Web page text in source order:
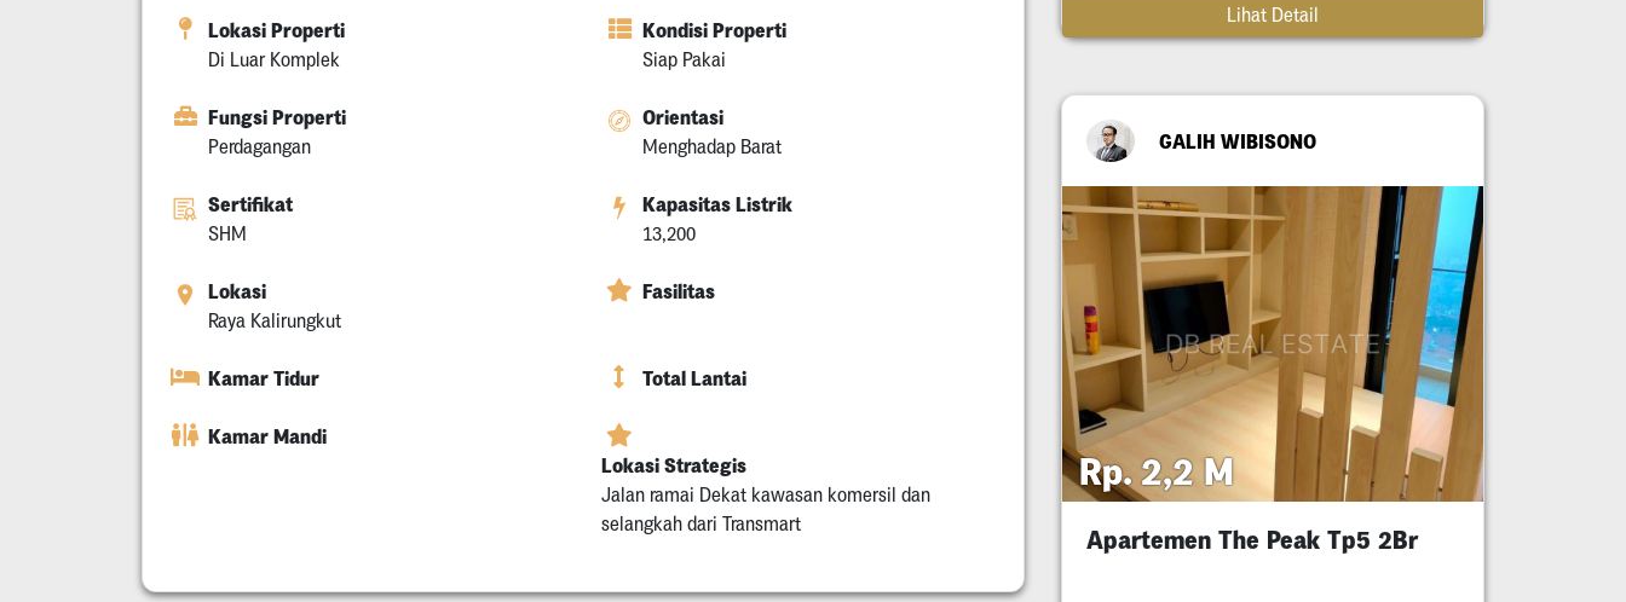
Lokasi Properti
Di Luar Komplek
Kondisi Properti
Siap Pakai
Fungsi Properti
Perdagangan
Orientasi
Menghadap Barat
Sertifikat
SHM
Kapasitas Listrik
13,200
Lokasi
Raya Kalirungkut
Fasilitas
Kamar Tidur Total Lantai
Kamar Mandi
Lokasi Strategis
Jalan ramai Dekat kawasan komersil dan
selangkah dari Transmart
Lihat Detail
GALIH WIBISONO
Rp. 2,2 M
Apartemen The Peak Tp5 2Br